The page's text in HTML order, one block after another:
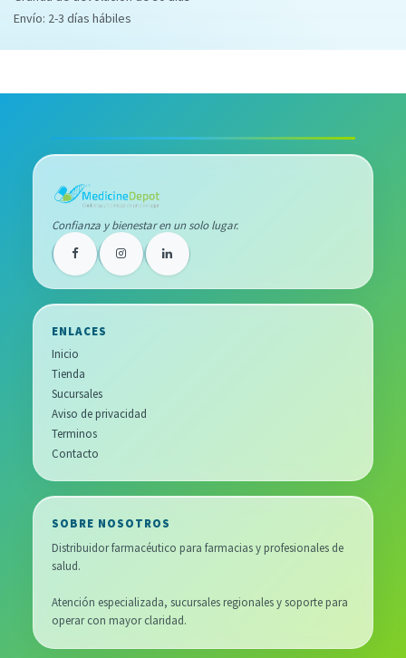
Envío: 2-3 días hábiles
Confianza y bienestar en un solo lugar.
ENLACES
Inicio
Tienda
Sucursales
Aviso de privacidad
Terminos
Contacto
SOBRE NOSOTROS
Distribuidor farmacéutico para farmacias y profesionales de
salud.
Atención especializada, sucursales regionales y soporte para
operar con mayor claridad.